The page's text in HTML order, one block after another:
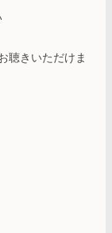
聴きいただけま